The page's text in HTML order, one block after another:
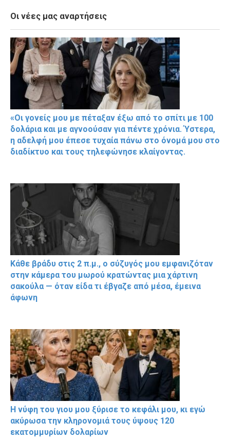
Οι νέες μας αναρτήσεις
«Οι γονείς μου με πέταξαν έξω από το σπίτι με 100
δολάρια και με αγνοούσαν για πέντε χρόνια. Ύστερα,
η αδελφή μου έπεσε τυχαία πάνω στο όνομά μου στο
διαδίκτυο και τους τηλεφώνησε κλαίγοντας.
Κάθε βράδυ στις 2 π.μ., ο σύζυγός μου εμφανιζόταν
στην κάμερα του μωρού κρατώντας μια χάρτινη
σακούλα — όταν είδα τι έβγαζε από μέσα, έμεινα
άφωνη
Η νύφη του γιου μου ξύρισε το κεφάλι μου, κι εγώ
ακύρωσα την κληρονομιά τους ύψους 120
εκατομμυρίων δολαρίων